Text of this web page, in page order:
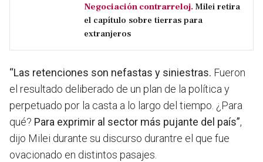
Negociación contrarreloj. Milei retira
el capítulo sobre tierras para
extranjeros
“Las retenciones son nefastas y siniestras. Fueron
el resultado deliberado de un plan de la política y
perpetuado por la casta a lo largo del tiempo. ¿Para
qué? Para exprimir al sector más pujante del país”,
dijo Milei durante su discurso durantre el que fue
ovacionado en distintos pasajes.